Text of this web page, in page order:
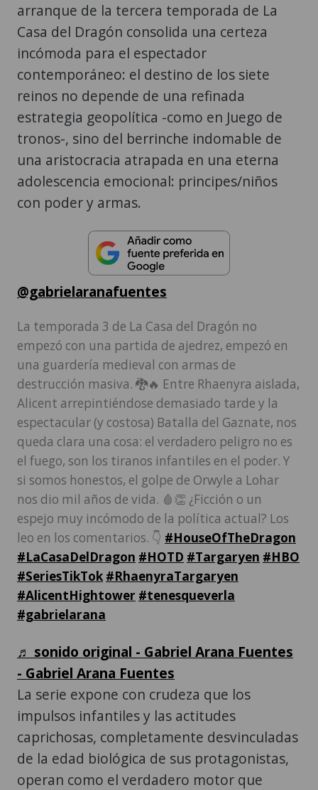
arranque de la tercera temporada de La
Casa del Dragón consolida una certeza
incómoda para el espectador
contemporáneo: el destino de los siete
reinos no depende de una refinada
estrategia geopolítica -como en Juego de
tronos-, sino del berrinche indomable de
una aristocracia atrapada en una eterna
adolescencia emocional: principes/niños
con poder y armas.
@gabrielaranafuentes
La temporada 3 de La Casa del Dragón no
empezó con una partida de ajedrez, empezó en
una guardería medieval con armas de
destrucción masiva. 🐉🔥 Entre Rhaenyra aislada,
Alicent arrepintiéndose demasiado tarde y la
espectacular (y costosa) Batalla del Gaznate, nos
queda clara una cosa: el verdadero peligro no es
el fuego, son los tiranos infantiles en el poder. Y
si somos honestos, el golpe de Orwyle a Lohar
nos dio mil años de vida. 🩸👏 ¿Ficción o un
espejo muy incómodo de la política actual? Los
leo en los comentarios. 👇 #HouseOfTheDragon
#LaCasaDelDragon #HOTD #Targaryen #HBO
#SeriesTikTok #RhaenyraTargaryen
#AlicentHightower #tenesqueverla
#gabrielarana
♬ sonido original - Gabriel Arana Fuentes
- Gabriel Arana Fuentes
La serie expone con crudeza que los
impulsos infantiles y las actitudes
caprichosas, completamente desvinculadas
de la edad biológica de sus protagonistas,
operan como el verdadero motor que